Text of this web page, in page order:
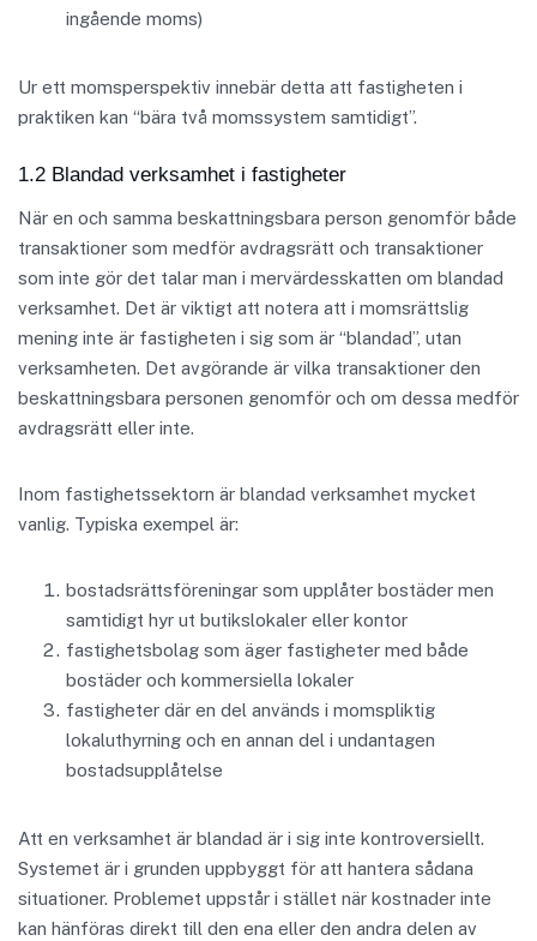
ingående moms)
Ur ett momsperspektiv innebär detta att fastigheten i
praktiken kan “bära två momssystem samtidigt”.
1.2 Blandad verksamhet i fastigheter
När en och samma beskattningsbara person genomför både
transaktioner som medför avdragsrätt och transaktioner
som inte gör det talar man i mervärdesskatten om blandad
verksamhet. Det är viktigt att notera att i momsrättslig
mening inte är fastigheten i sig som är “blandad”, utan
verksamheten. Det avgörande är vilka transaktioner den
beskattningsbara personen genomför och om dessa medför
avdragsrätt eller inte.
Inom fastighetssektorn är blandad verksamhet mycket
vanlig. Typiska exempel är:
bostadsrättsföreningar som upplåter bostäder men
samtidigt hyr ut butikslokaler eller kontor
fastighetsbolag som äger fastigheter med både
bostäder och kommersiella lokaler
fastigheter där en del används i momspliktig
lokaluthyrning och en annan del i undantagen
bostadsupplåtelse
Att en verksamhet är blandad är i sig inte kontroversiellt.
Systemet är i grunden uppbyggt för att hantera sådana
situationer. Problemet uppstår i stället när kostnader inte
kan hänföras direkt till den ena eller den andra delen av